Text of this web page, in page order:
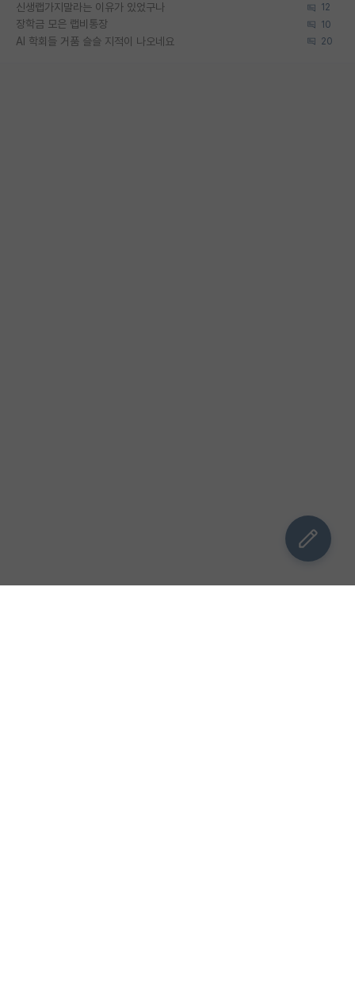
신생랩가지말라는 이유가 있었구나 12
장학금 모은 랩비통장 10
AI 학회들 거품 슬슬 지적이 나오네요 20